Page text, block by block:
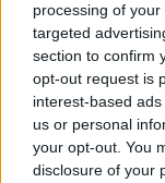
processing of
targeted
section to confirm
opt-out request is
interest-based
us or personal
your opt-out. You
disclosure of your
Foren
Mitglieder,
gefällt
Liebe(r) Forum-